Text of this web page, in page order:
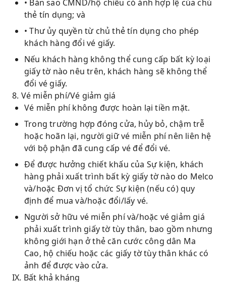
• Bản sao CMND/hộ chiếu có ảnh hợp lệ của chủ
thẻ tín dụng; và
• Thư ủy quyền từ chủ thẻ tín dụng cho phép
khách hàng đổi vé giấy.
Nếu khách hàng không thể cung cấp bất kỳ loại
giấy tờ nào nêu trên, khách hàng sẽ không thể
đổi vé giấy.
8. Vé miễn phí/Vé giảm giá
Vé miễn phí không được hoàn lại tiền mặt.
Trong trường hợp đóng cửa, hủy bỏ, chậm trễ
hoặc hoãn lại, người giữ vé miễn phí nên liên hệ
với bộ phận đã cung cấp vé để đổi vé.
Để được hưởng chiết khấu của Sự kiện, khách
hàng phải xuất trình bất kỳ giấy tờ nào do Melco
và/hoặc Đơn vị tổ chức Sự kiện (nếu có) quy
định để mua và/hoặc đổi/lấy vé.
Người sở hữu vé miễn phí và/hoặc vé giảm giá
phải xuất trình giấy tờ tùy thân, bao gồm nhưng
không giới hạn ở thẻ căn cước công dân Ma
Cao, hộ chiếu hoặc các giấy tờ tùy thân khác có
ảnh để được vào cửa.
IX. Bất khả kháng